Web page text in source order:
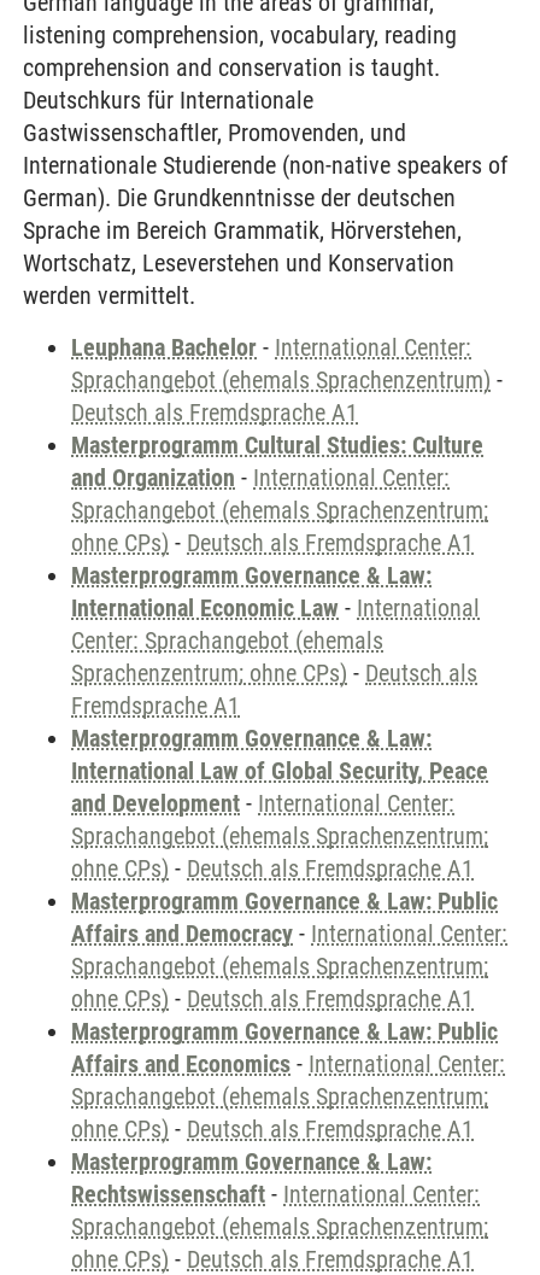
listening comprehension, vocabulary, reading
comprehension and conservation is taught.
Deutschkurs für Internationale
Gastwissenschaftler, Promovenden, und
Internationale Studierende (non-native speakers of
German). Die Grundkenntnisse der deutschen
Sprache im Bereich Grammatik, Hörverstehen,
Wortschatz, Leseverstehen und Konservation
werden vermittelt.
Leuphana Bachelor - International Center:
Sprachangebot (ehemals Sprachenzentrum) -
Deutsch als Fremdsprache A1
Masterprogramm Cultural Studies: Culture
and Organization - International Center:
Sprachangebot (ehemals Sprachenzentrum;
ohne CPs) - Deutsch als Fremdsprache A1
Masterprogramm Governance & Law:
International Economic Law - International
Center: Sprachangebot (ehemals
Sprachenzentrum; ohne CPs) - Deutsch als
Fremdsprache A1
Masterprogramm Governance & Law:
International Law of Global Security, Peace
and Development - International Center:
Sprachangebot (ehemals Sprachenzentrum;
ohne CPs) - Deutsch als Fremdsprache A1
Masterprogramm Governance & Law: Public
Affairs and Democracy - International Center:
Sprachangebot (ehemals Sprachenzentrum;
ohne CPs) - Deutsch als Fremdsprache A1
Masterprogramm Governance & Law: Public
Affairs and Economics - International Center:
Sprachangebot (ehemals Sprachenzentrum;
ohne CPs) - Deutsch als Fremdsprache A1
Masterprogramm Governance & Law:
Rechtswissenschaft - International Center:
Sprachangebot (ehemals Sprachenzentrum;
ohne CPs) - Deutsch als Fremdsprache A1